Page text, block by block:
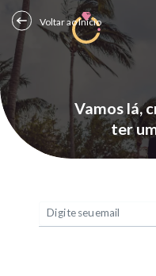
Vamos lá,
ter
Voltar ao Início
Digite seu email